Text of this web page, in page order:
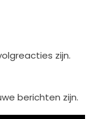
zijn.
berichten zijn.